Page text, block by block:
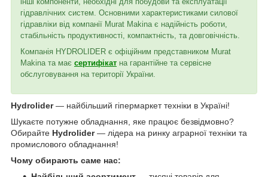
гідравлічних систем. Основними характеристиками силової
гідравліки від компанії Murat Makina є надійність роботи,
стабільність продуктивності, компактність, та довговічність.
Компанія HYDROLIDER є офіційним представником Murat
Makina та має сертифікат на гарантійне та сервісне
обслуговування на території України.
Hydrolider— найбільший гіпермаркет техніки в Україні!
Шукаєте потужне обладнання, яке працює безвідмовно?
Обирайте Hydrolider— лідера на ринку аграрної техніки та
промислового обладнання!
Чому обирають саме нас: